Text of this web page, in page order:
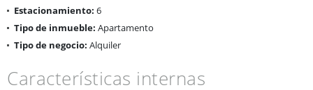
Estacionamiento: 6
Tipo de inmueble: Apartamento
Tipo de negocio: Alquiler
Características internas